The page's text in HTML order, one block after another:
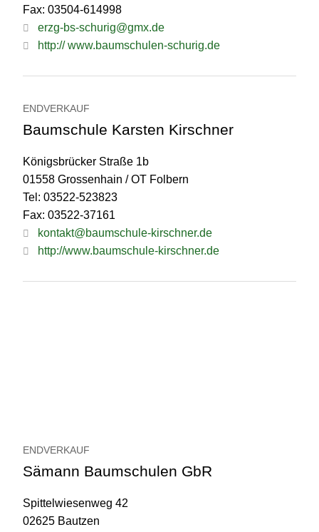
Fax: 03504-614998
erzg-bs-schurig@gmx.de
http:// www.baumschulen-schurig.de
ENDVERKAUF
Baumschule Karsten Kirschner
Königsbrücker Straße 1b
01558 Grossenhain / OT Folbern
Tel: 03522-523823
Fax: 03522-37161
kontakt@baumschule-kirschner.de
http://www.baumschule-kirschner.de
ENDVERKAUF
Sämann Baumschulen GbR
Spittelwiesenweg 42
02625 Bautzen